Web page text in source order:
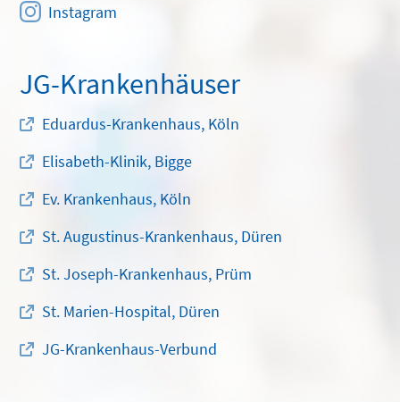
Instagram
JG-Krankenhäuser
Eduardus-Krankenhaus, Köln
Elisabeth-Klinik, Bigge
Ev. Krankenhaus, Köln
St. Augustinus-Krankenhaus, Düren
St. Joseph-Krankenhaus, Prüm
St. Marien-Hospital, Düren
JG-Krankenhaus-Verbund